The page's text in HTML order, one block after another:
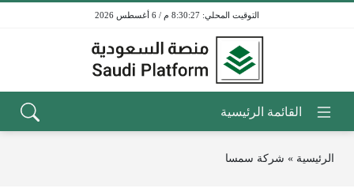
8:30:27 م / 6 أغسطس 2026
الرئيسية » شركة سمسا